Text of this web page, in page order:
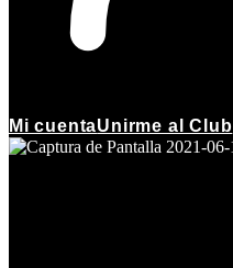
Mi cuentaUnirme al Club